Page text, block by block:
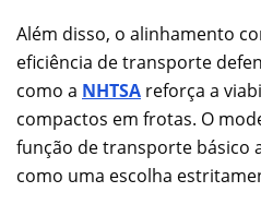
Além disso, o alinhamento
eficiência de transporte
como a NHTSA reforça a
compactos em frotas. O
função de transporte básico
como uma escolha